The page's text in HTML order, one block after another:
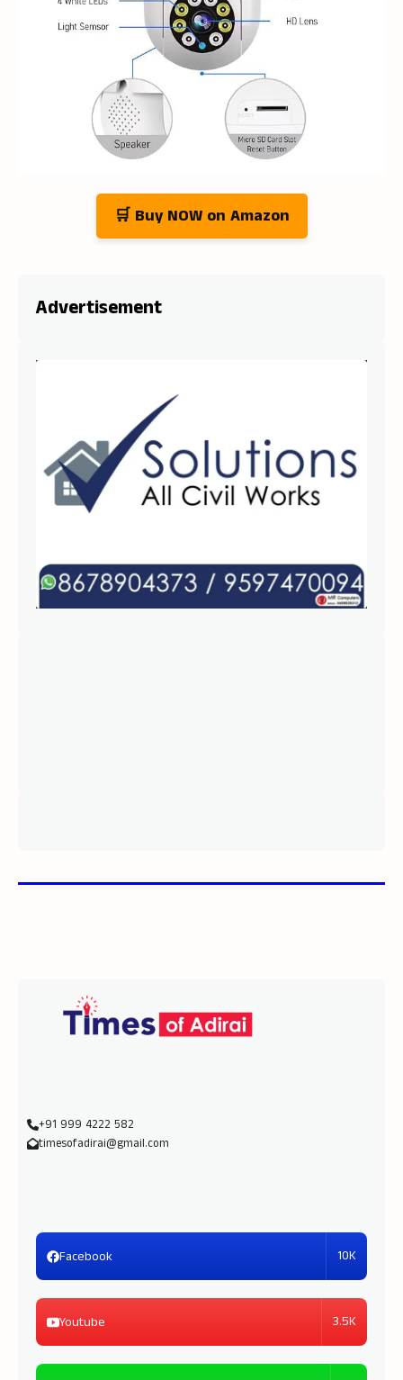
🛒 Buy NOW on Amazon
Advertisement
+91 999 4222 582
timesofadirai@gmail.com
Facebook 10K
Youtube 3.5K